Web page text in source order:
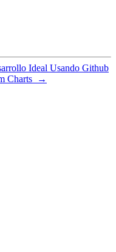
Ideal Usando Github
Charts
→